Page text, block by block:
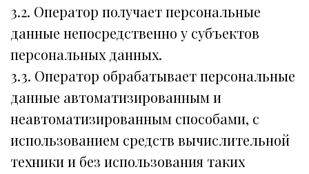
3.2. Оператор получает персональные
данные непосредственно у субъектов
персональных данных.
3.3. Оператор обрабатывает персональные
данные автоматизированным и
неавтоматизированным способами, с
использованием средств вычислительной
техники и без использования таких